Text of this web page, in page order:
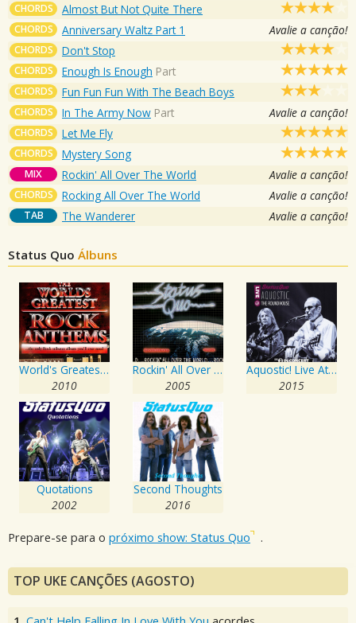
CHORDS Almost But Not Quite There
CHORDS Anniversary Waltz Part 1 Avalie a canção!
CHORDS Don't Stop
CHORDS Enough Is Enough Part
CHORDS Fun Fun Fun With The Beach Boys
CHORDS In The Army Now Part Avalie a canção!
CHORDS Let Me Fly
CHORDS Mystery Song
MIX Rockin' All Over The World Avalie a canção!
CHORDS Rocking All Over The World Avalie a canção!
TAB The Wanderer Avalie a canção!
Status Quo Álbuns
World's Greatest Rock Anthems - The Only Rock Tributes Album You'll Ever Need!
2010
Rockin' All Over The World
2005
Aquostic! Live At The Roundhouse
2015
Quotations
2002
Second Thoughts
2016
Prepare-se para o próximo show: Status Quo .
TOP UKE CANÇÕES (AGOSTO)